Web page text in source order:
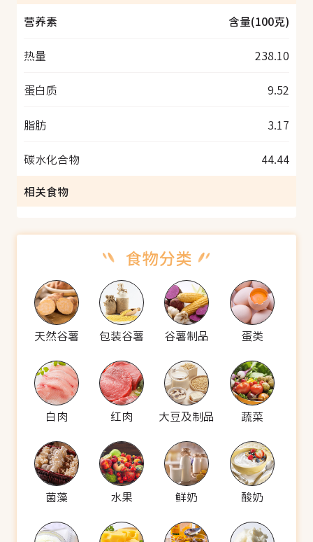
营养素
含量(100克)
热量 238.10
蛋白质 9.52
脂肪 3.17
碳水化合物
44.44
相关食物
天然谷薯 包装谷薯 谷薯制品 蛋类
白肉 红肉 大豆及制品 蔬菜
菌藻 水果 鲜奶 酸奶